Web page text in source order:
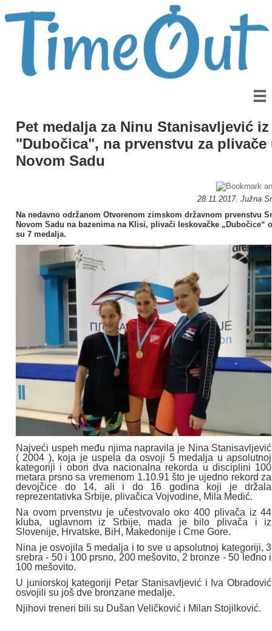
Pet medalja za Ninu Stanisavljević iz
"Dubočica", na prvenstvu za plivače
Novom Sadu
28.11.2017. Južna
Na nedavno održanom Otvorenom zimskom državnom prvenstvu
Novom Sadu na bazenima na Klisi, plivači leskovačke „Dubočice“
su 7 medalja.
Najveći uspeh među njima napravila je Nina Stanisavljević
( 2004 ), koja je uspela da osvoji 5 medalja u apsolutnoj
kategoriji i obori dva nacionalna rekorda u disciplini 100
metara prsno sa vremenom 1.10.91 što je ujedno rekord za
devojčice do 14, ali i do 16 godina koji je držala
reprezentativka Srbije, plivačica Vojvodine, Mila Medić.
Na ovom prvenstvu je učestvovalo oko 400 plivača iz 44
kluba, uglavnom iz Srbije, mada je bilo plivača i iz
Slovenije, Hrvatske, BiH, Makedonije i Crne Gore.
Nina je osvojila 5 medalja i to sve u apsolutnoj kategoriji, 3
srebra - 50 i 100 prsno, 200 mešovito, 2 bronze - 50 leđno i
100 mešovito.
U juniorskoj kategoriji Petar Stanisavljević i Iva Obradović
osvojili su još dve bronzane medalje.
Njihovi treneri bili su Dušan Veličković i Milan Stojilković.